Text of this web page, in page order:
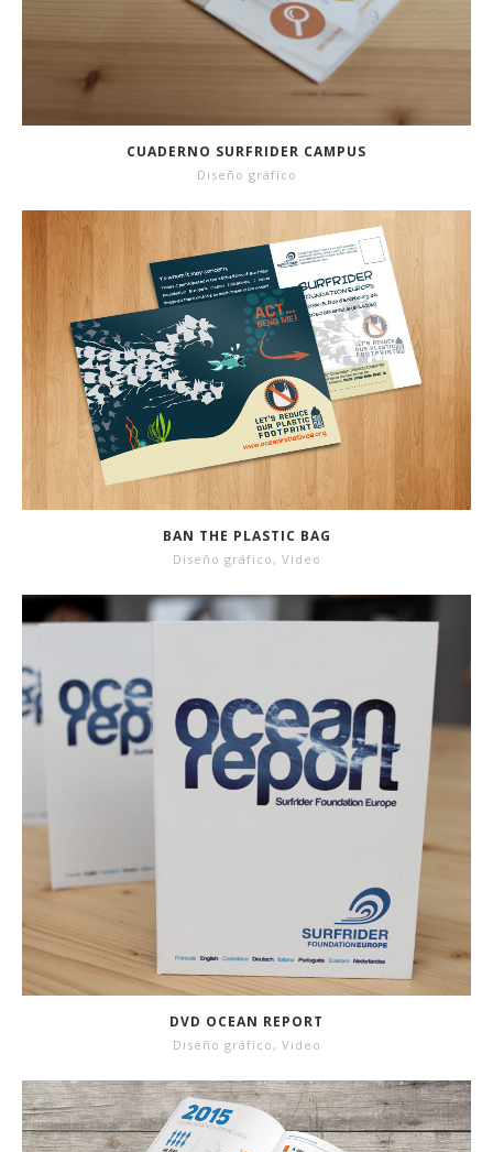
CUADERNO SURFRIDER CAMPUS
Diseño gráfico
BAN THE PLASTIC BAG
Diseño gráfico , Video
DVD OCEAN REPORT
Diseño gráfico , Video